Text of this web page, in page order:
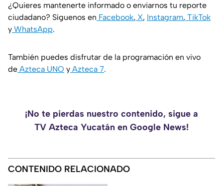
¿Quieres mantenerte informado o enviarnos tu reporte
ciudadano? Síguenos en Facebook, X, Instagram, TikTok
y WhatsApp.
También puedes disfrutar de la programación en vivo
de Azteca UNO y Azteca 7.
¡No te pierdas nuestro contenido, sigue a
TV Azteca Yucatán en Google News!
CONTENIDO RELACIONADO